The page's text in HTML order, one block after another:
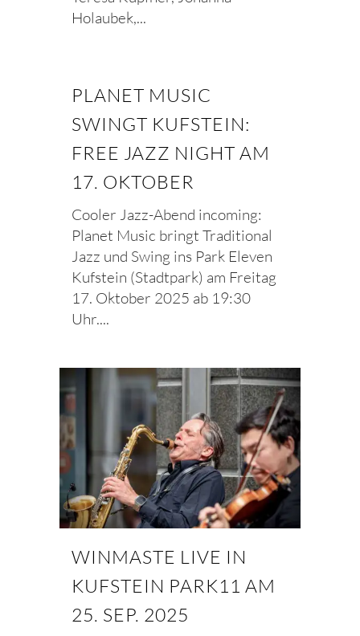
Holaubek,...
PLANET MUSIC
SWINGT KUFSTEIN:
FREE JAZZ NIGHT AM
17. OKTOBER
Cooler Jazz-Abend incoming:
Planet Music bringt Traditional
Jazz und Swing ins Park Eleven
Kufstein (Stadtpark) am Freitag
17. Oktober 2025 ab 19:30
Uhr....
WINMASTE LIVE IN
KUFSTEIN PARK11 AM
25. SEP. 2025